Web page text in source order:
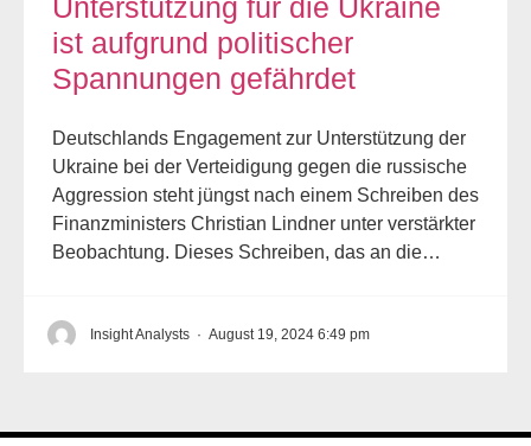
Unterstützung für die Ukraine
ist aufgrund politischer
Spannungen gefährdet
Deutschlands Engagement zur Unterstützung der
Ukraine bei der Verteidigung gegen die russische
Aggression steht jüngst nach einem Schreiben des
Finanzministers Christian Lindner unter verstärkter
Beobachtung. Dieses Schreiben, das an die…
Insight Analysts · August 19, 2024 6:49 pm